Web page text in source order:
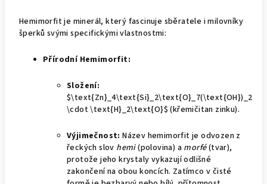
Hemimorfit je minerál, který fascinuje sběratele i milovníky
šperků svými specifickými vlastnostmi:
Přírodní Hemimorfit:
Složení:
$\text{Zn}_4\text{Si}_2\text{O}_7(\text{OH})_2
\cdot \text{H}_2\text{O}$ (křemičitan zinku).
Výjimečnost: Název hemimorfit je odvozen z
řeckých slov hemi(polovina) a morfé(tvar),
protože jeho krystaly vykazují odlišné
zakončení na obou koncích. Zatímco v čisté